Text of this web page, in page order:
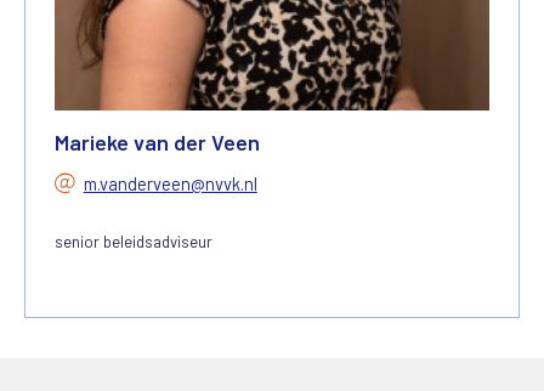
Marieke van der Veen
m.vanderveen@nvvk.nl
senior beleidsadviseur